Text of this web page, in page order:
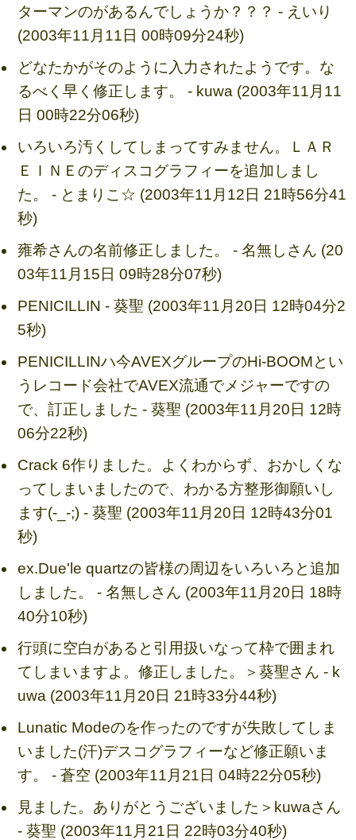
ターマンのがあるんでしょうか？？？ - えいり
(2003年11月11日 00時09分24秒)
どなたかがそのように入力されたようです。な
るべく早く修正します。 - kuwa (2003年11月11
日 00時22分06秒)
いろいろ汚くしてしまってすみません。ＬＡＲ
ＥＩＮＥのディスコグラフィーを追加しまし
た。 - とまりこ☆ (2003年11月12日 21時56分41
秒)
雍希さんの名前修正しました。 - 名無しさん (20
03年11月15日 09時28分07秒)
PENICILLIN - 葵聖 (2003年11月20日 12時04分2
5秒)
PENICILLINハ今AVEXグループのHi-BOOMとい
うレコード会社でAVEX流通でメジャーですの
で、訂正しました - 葵聖 (2003年11月20日 12時
06分22秒)
Crack 6作りました。よくわからず、おかしくな
ってしまいましたので、わかる方整形御願いし
ます(-_-;) - 葵聖 (2003年11月20日 12時43分01
秒)
ex.Due'le quartzの皆様の周辺をいろいろと追加
しました。 - 名無しさん (2003年11月20日 18時
40分10秒)
行頭に空白があると引用扱いなって枠で囲まれ
てしまいますよ。修正しました。＞葵聖さん - k
uwa (2003年11月20日 21時33分44秒)
Lunatic Modeのを作ったのですが失敗してしま
いました(汗)デスコグラフィーなど修正願いま
す。 - 蒼空 (2003年11月21日 04時22分05秒)
見ました。ありがとうございました＞kuwaさん
- 葵聖 (2003年11月21日 22時03分40秒)